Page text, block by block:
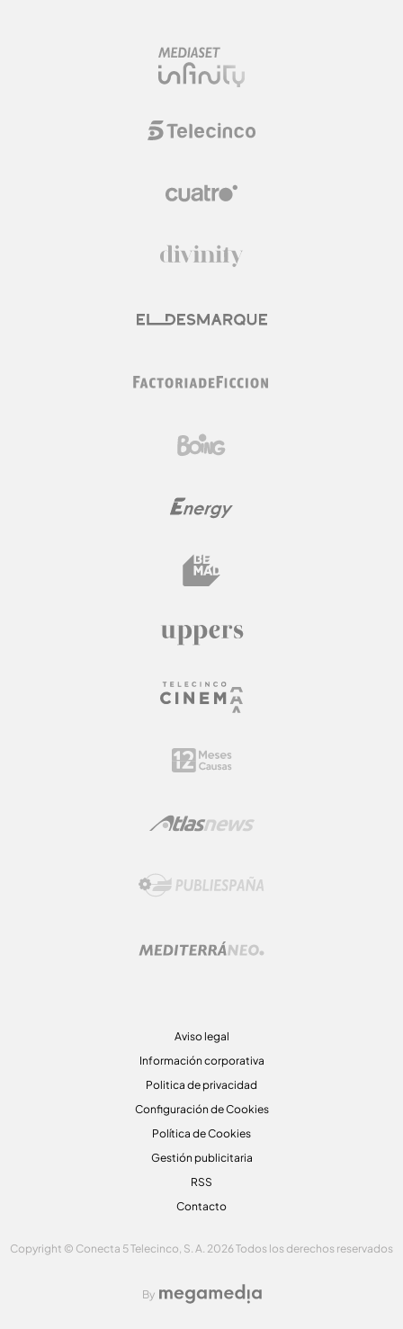
Aviso legal
Información corporativa
Politica de privacidad
Configuración de Cookies
Política de Cookies
Gestión publicitaria
RSS
Contacto
Copyright © Conecta 5 Telecinco, S. A. 2026 Todos los derechos reservados
By